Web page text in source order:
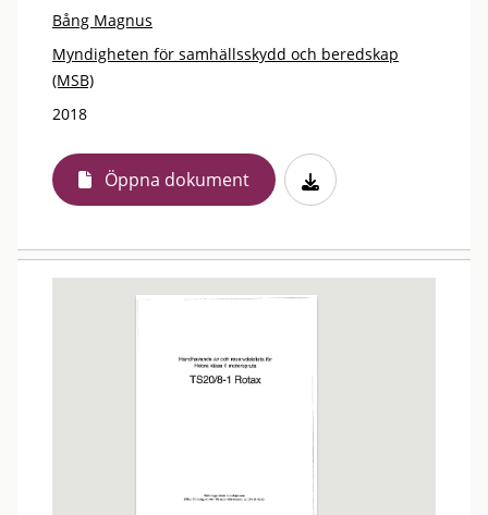
Bång Magnus
Myndigheten för samhällsskydd och beredskap
(MSB)
2018
Öppna dokument